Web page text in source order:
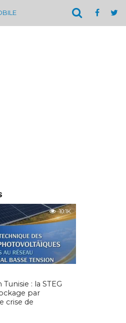
10.1K
: la STEG
par
crise de